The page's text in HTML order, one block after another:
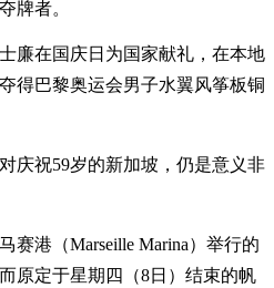
牌者。
廉在国庆日为国家献礼，在本地
得巴黎奥运会男子水翼风筝板铜
庆祝59岁的新加坡，仍是意义非
赛港（Marseille Marina）举行的
原定于星期四（8日）结束的帆